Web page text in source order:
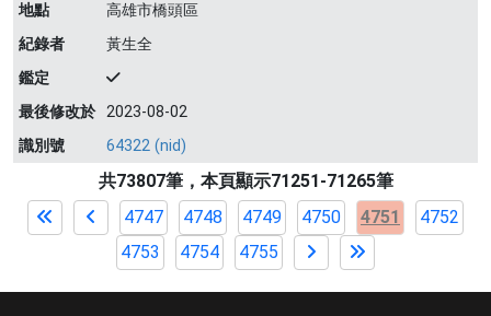
地點
高雄市橋頭區
紀錄者
黃生全
鑑定
最後修改於 2023-08-02
識別號
64322 (nid)
共73807筆，本頁顯示71251-71265筆
4747
4748 4749 4750 4751
4752
4753
4754 4755